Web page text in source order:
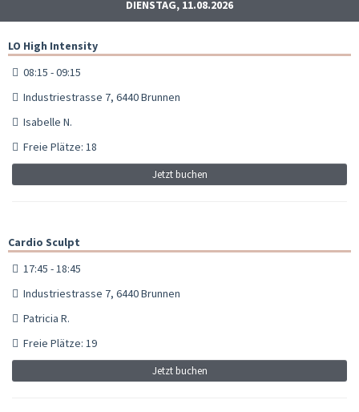
DIENSTAG, 11.08.2026
LO High Intensity
08:15 - 09:15
Industriestrasse 7, 6440 Brunnen
Isabelle N.
Freie Plätze: 18
Jetzt buchen
Cardio Sculpt
17:45 - 18:45
Industriestrasse 7, 6440 Brunnen
Patricia R.
Freie Plätze: 19
Jetzt buchen